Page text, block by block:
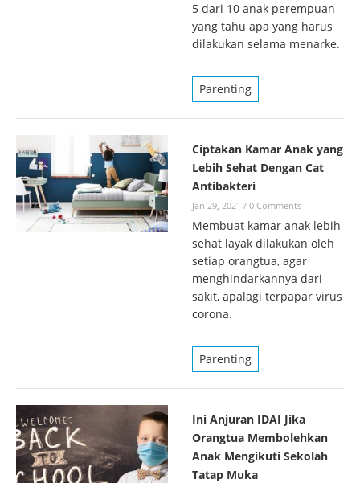
5 dari 10 anak perempuan
yang tahu apa yang harus
dilakukan selama menarke.
Parenting
Ciptakan Kamar Anak yang
Lebih Sehat Dengan Cat
Antibakteri
Jan 29, 2021 / 0 Comments
Membuat kamar anak lebih
sehat layak dilakukan oleh
setiap orangtua, agar
menghindarkannya dari
sakit, apalagi terpapar virus
corona.
Parenting
Ini Anjuran IDAI Jika
Orangtua Membolehkan
Anak Mengikuti Sekolah
Tatap Muka